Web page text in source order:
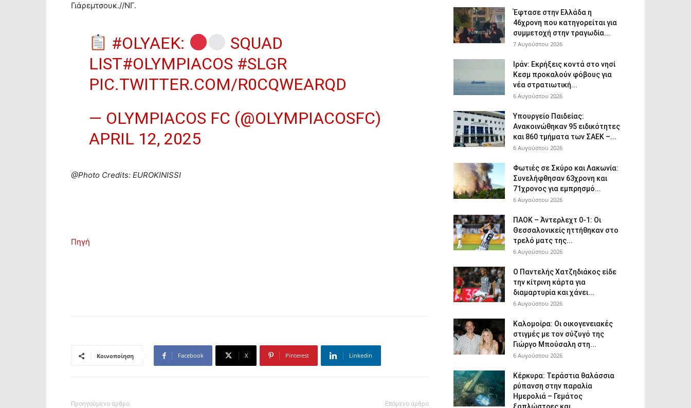
Γιάρεμτσουκ.//ΝΓ.
#OLYAEK:
SQUAD
LIST#OLYMPIACOS #SLGR
PIC.TWITTER.COM/R0CQWEARQD
— OLYMPIACOS FC (@OLYMPIACOSFC)
APRIL 12, 2025
@Photo Credits: EUROKINISSI
Πηγή
Κοινοποίηση Facebook X Pinterest Linkedin
Προηγούμενο άρθρο Επόμενο άρθρο
Έφτασε στην Ελλάδα η
46χρονη που κατηγορείται για
συμμετοχή στην τραγωδία...
7 Αυγούστου 2026
Ιράν: Εκρήξεις κοντά στο νησί
Κεσμ προκαλούν φόβους για
νέα στρατιωτική...
6 Αυγούστου 2026
Υπουργείο Παιδείας:
Ανακοινώθηκαν 95 ειδικότητες
και 860 τμήματα των ΣΑΕΚ –...
6 Αυγούστου 2026
Φωτιές σε Σκύρο και Λακωνία:
Συνελήφθησαν 63χρονη και
71χρονος για εμπρησμό...
6 Αυγούστου 2026
ΠΑΟΚ – Άντερλεχτ 0-1: Οι
Θεσσαλονικείς ηττήθηκαν στο
τρελό ματς της...
6 Αυγούστου 2026
Ο Παντελής Χατζηδιάκος είδε
την κίτρινη κάρτα για
διαμαρτυρία και χάνει...
6 Αυγούστου 2026
Καλομοίρα: Οι οικογενειακές
στιγμές με τον σύζυγό της
Γιώργο Μπούσαλη στη...
6 Αυγούστου 2026
Κέρκυρα: Τεράστια θαλάσσια
ρύπανση στην παραλία
Ημερολιά – Γεμάτος